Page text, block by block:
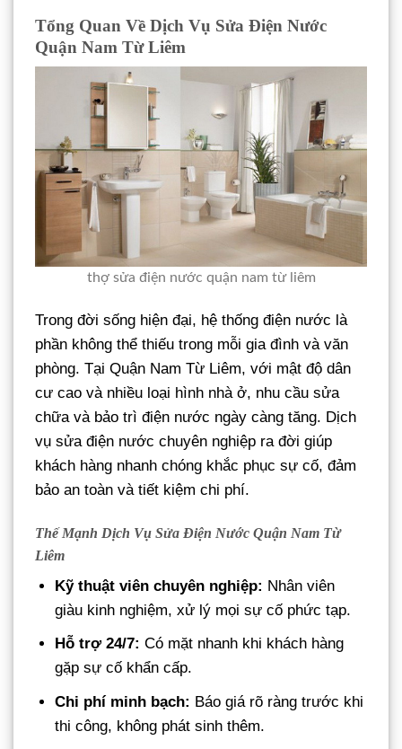
Tổng Quan Về Dịch Vụ Sửa Điện Nước
Quận Nam Từ Liêm
thợ sửa điện nước quận nam từ liêm
Trong đời sống hiện đại, hệ thống điện nước là
phần không thể thiếu trong mỗi gia đình và văn
phòng. Tại Quận Nam Từ Liêm, với mật độ dân
cư cao và nhiều loại hình nhà ở, nhu cầu sửa
chữa và bảo trì điện nước ngày càng tăng. Dịch
vụ sửa điện nước chuyên nghiệp ra đời giúp
khách hàng nhanh chóng khắc phục sự cố, đảm
bảo an toàn và tiết kiệm chi phí.
Thế Mạnh Dịch Vụ Sửa Điện Nước Quận Nam Từ
Liêm
Kỹ thuật viên chuyên nghiệp: Nhân viên
giàu kinh nghiệm, xử lý mọi sự cố phức tạp.
Hỗ trợ 24/7: Có mặt nhanh khi khách hàng
gặp sự cố khẩn cấp.
Chi phí minh bạch: Báo giá rõ ràng trước khi
thi công, không phát sinh thêm.